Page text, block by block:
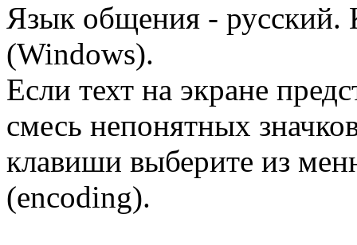
Язык общения - русский.
(Windows).
Если техт на экране
смесь непонятных
клавиши выберите из
(encoding).